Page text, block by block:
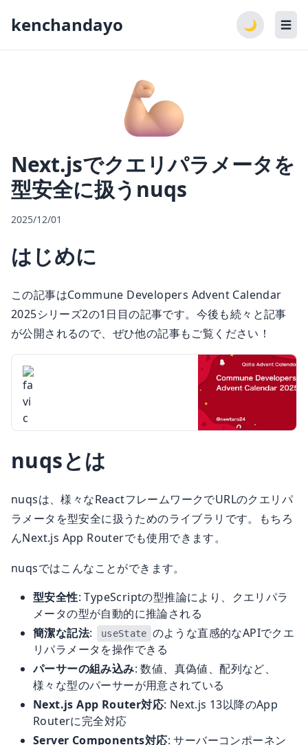
kenchandayo 🌙 ☰
Next.jsでクエリパラメータを
型安全に扱うnuqs
2025/12/01
はじめに
この記事はCommune Developers Advent Calendar
2025シリーズ2の1日目の記事です。今後も続々と記事
が公開されるので、ぜひ他の記事もご覧ください！
Commune Developers - Qiita
Advent Calendar 2025 - Qiita
Calendar page for Qiita Advent
Calendar 2025 regarding Commune
Developers.
qiita.com
nuqsとは
nuqsは、様々なReactフレームワークでURLのクエリパ
ラメータを型安全に扱うためのライブラリです。もちろ
んNext.js App Routerでも使用できます。
nuqsではこんなことができます。
型安全性: TypeScriptの型推論により、クエリパラ
メータの型が自動的に推論される
簡潔な記法: useState のような直感的なAPIでクエ
リパラメータを操作できる
パーサーの組み込み: 数値、真偽値、配列など、
様々な型のパーサーが用意されている
Next.js App Router対応: Next.js 13以降のApp
Routerに完全対応
Server Components対応: サーバーコンポーネン